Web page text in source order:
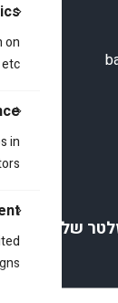
on
in
שלנו